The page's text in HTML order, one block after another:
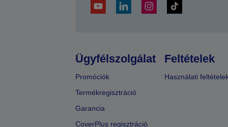
Ügyfélszolgálat
Promóciók
Termékregisztráció
Garancia
CoverPlus regisztráció
Feltételek
Használati